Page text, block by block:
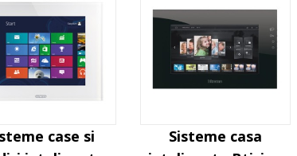
case si
Sisteme casa